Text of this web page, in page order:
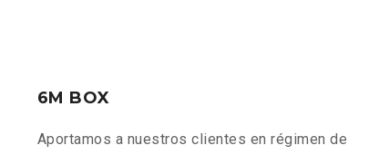
6M BOX
Aportamos a nuestros clientes en régimen de